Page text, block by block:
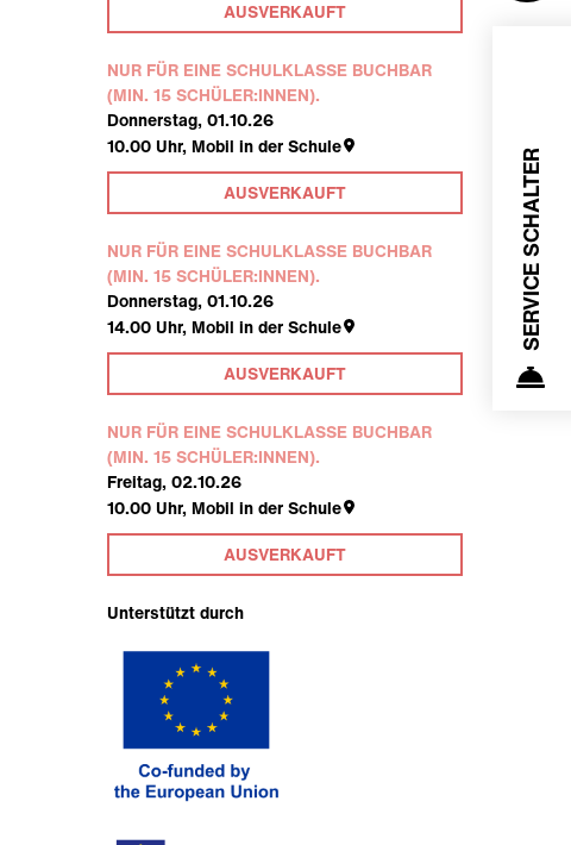
AUSVERKAUFT
NUR FÜR EINE SCHULKLASSE BUCHBAR
(MIN. 15 SCHÜLER:INNEN).
Donnerstag, 01.10.26
10.00 Uhr, Mobil in der Schule
AUSVERKAUFT
NUR FÜR EINE SCHULKLASSE BUCHBAR
(MIN. 15 SCHÜLER:INNEN).
Donnerstag, 01.10.26
14.00 Uhr, Mobil in der Schule
AUSVERKAUFT
NUR FÜR EINE SCHULKLASSE BUCHBAR
(MIN. 15 SCHÜLER:INNEN).
Freitag, 02.10.26
10.00 Uhr, Mobil in der Schule
AUSVERKAUFT
Unterstützt durch
SERVICE SCHALTER